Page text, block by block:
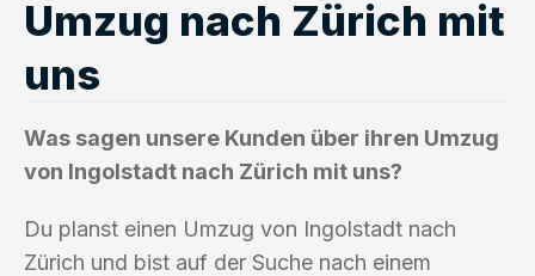
Umzug nach Zürich mit
uns
Was sagen unsere Kunden über ihren Umzug
von Ingolstadt nach Zürich mit uns?
Du planst einen Umzug von Ingolstadt nach
Zürich und bist auf der Suche nach einem